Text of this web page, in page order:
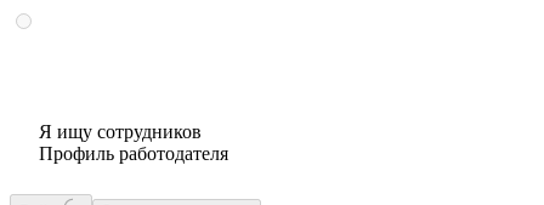
Я ищу сотрудников
Профиль работодателя